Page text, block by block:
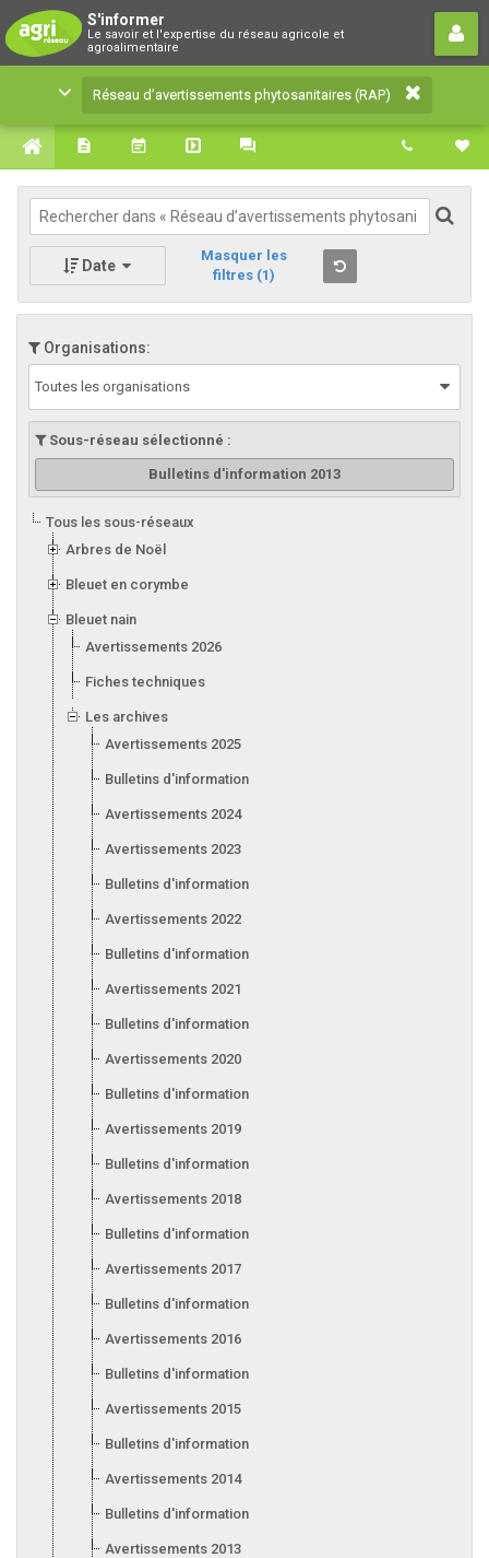
S'informer
Le savoir et l'expertise du réseau agricole et
agroalimentaire
Réseau d’avertissements
phytosanitaires (RAP)
Le savoir et l'expertise du réseau agricole et
agroalimentaire
Réseau d’avertissements phytosanitaires (RAP)
Date
Masquer les
filtres (1)
Organisations:
Toutes les organisations
Sous-réseau sélectionné :
Bulletins d'information 2013
Tous les sous-réseaux
Arbres de Noël
Bleuet en corymbe
Bleuet nain
Avertissements 2026
Fiches techniques
Les archives
Avertissements 2025
Bulletins d'information 2025
Avertissements 2024
Avertissements 2023
Bulletins d'information 2023
Avertissements 2022
Bulletins d'information 2022
Avertissements 2021
Bulletins d'information 2021
Avertissements 2020
Bulletins d'information 2020
Avertissements 2019
Bulletins d'information 2019
Avertissements 2018
Bulletins d'information 2018
Avertissements 2017
Bulletins d'information 2017
Avertissements 2016
Bulletins d'information 2016
Avertissements 2015
Bulletins d'information 2015
Avertissements 2014
Bulletins d'information 2014
Avertissements 2013